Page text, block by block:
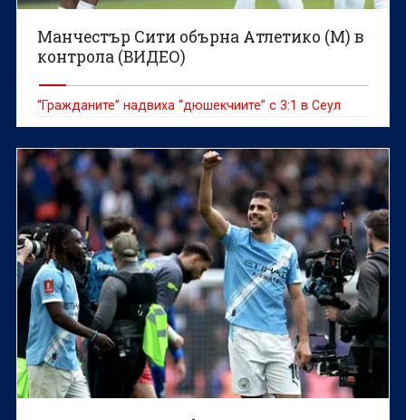
Манчестър Сити обърна Атлетико (М) в
контрола (ВИДЕО)
“Гражданите” надвиха “дюшекчиите” с 3:1 в Сеул